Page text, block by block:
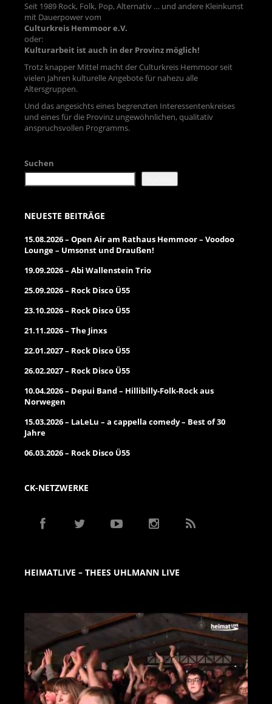
Seit 1989 Rock, Folk, Pop, Alternativ … und andere Kleinkunst
mit Dauerpower vom
Culturkreis Hemmoor e.V.
oder:
Kulturarbeit ist auch in der Provinz möglich!
Trotz knapper Mittel macht der Culturkreis Hemmoor seit
vielen Jahren kulturelle Angebote für nahezu alle
Altersgruppen.
Und das angesichts eines begrenzten Interessentenkreises
und eines für die Provinz ungewöhnlichen, qualitativ
anspruchsvollen Programms.
Suchen
NEUESTE BEITRÄGE
15.08.2026 – Open Air am Rathaus Hemmoor – Voodoo
Lounge – Umsonst und Draußen!
19.09.2026 – Abi Wallenstein Trio
25.09.2026 – Rock Disco Ü55
23.10.2026 – Rock Disco Ü55
21.11.2026 – The Jinxs
22.01.2027 – Rock Disco Ü55
26.02.2027 – Rock Disco Ü55
10.04.2026 – Depui Band – Hillibilly-Folk-Rock aus
Norwegen
15.03.2026 – LaLeLu – a cappella comedy – Best of 30
Jahre
06.03.2026 – Rock Disco Ü55
CK-NETZWERKE
HEIMATLIVE – THEES UHLMANN LIVE